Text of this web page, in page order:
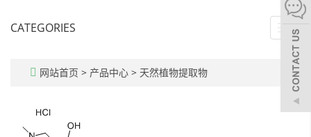
CATEGORIES
网站首页 > 产品中心 > 天然植物提取物